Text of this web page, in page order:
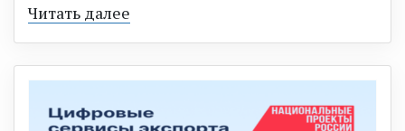
Читать далее